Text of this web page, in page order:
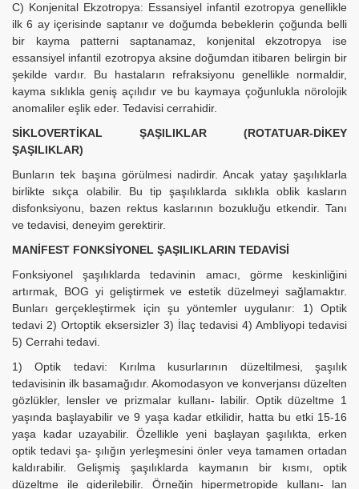
C) Konjenital Ekzotropya: Essansiyel infantil ezotropya genellikle
ilk 6 ay içerisinde saptanır ve doğumda bebeklerin çoğunda belli
bir kayma patterni saptanamaz, konjenital ekzotropya ise
essansiyel infantil ezotropya aksine doğumdan itibaren belirgin bir
şekilde vardır. Bu hastaların refraksiyonu genellikle normaldir,
kayma sıklıkla geniş açılıdır ve bu kaymaya çoğunlukla nörolojik
anomaliler eşlik eder. Tedavisi cerrahidir.
SİKLOVERTİKAL ŞAŞILIKLAR (ROTATUAR-DİKEY
ŞAŞILIKLAR)
Bunların tek başına görülmesi nadirdir. Ancak yatay şaşılıklarla
birlikte sıkça olabilir. Bu tip şaşılıklarda sıklıkla oblik kasların
disfonksiyonu, bazen rektus kaslarının bozukluğu etkendir. Tanı
ve tedavisi, deneyim gerektirir.
MANİFEST FONKSİYONEL ŞAŞILIKLARIN TEDAVİSİ
Fonksiyonel şaşılıklarda tedavinin amacı, görme keskinliğini
artırmak, BOG yi geliştirmek ve estetik düzelmeyi sağlamaktır.
Bunları gerçekleştirmek için şu yöntemler uygulanır: 1) Optik
tedavi 2) Ortoptik eksersizler 3) İlaç tedavisi 4) Ambliyopi tedavisi
5) Cerrahi tedavi.
1) Optik tedavi: Kırılma kusurlarının düzeltilmesi, şaşılık
tedavisinin ilk basamağıdır. Akomodasyon ve konverjansı düzelten
gözlükler, lensler ve prizmalar kullanı- labilir. Optik düzeltme 1
yaşında başlayabilir ve 9 yaşa kadar etkilidir, hatta bu etki 15-16
yaşa kadar uzayabilir. Özellikle yeni başlayan şaşılıkta, erken
optik tedavi şa- şılığın yerleşmesini önler veya tamamen ortadan
kaldırabilir. Gelişmiş şaşılıklarda kaymanın bir kısmı, optik
düzeltme ile giderilebilir. Örneğin hipermetropide kullanı- lan